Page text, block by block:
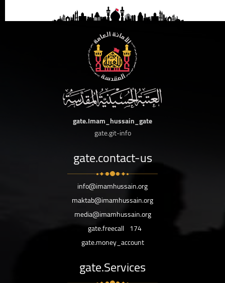
gate.Imam_hussain_gate
gate.git-info
gate.contact-us
info@imamhussain.org
maktab@imamhussain.org
media@imamhussain.org
gate.freecall 174
gate.money_account
gate.Services